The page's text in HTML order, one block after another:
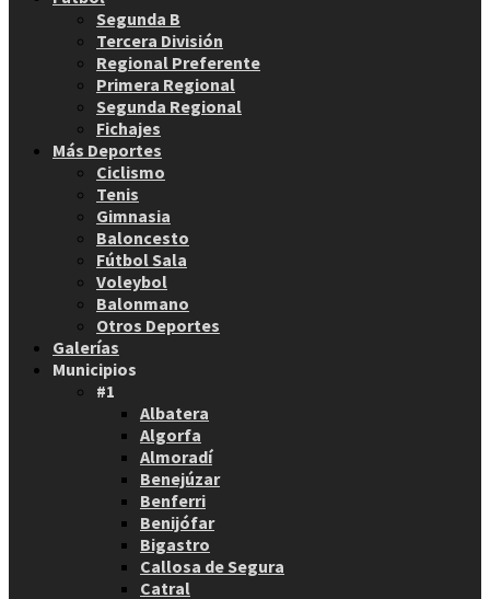
Segunda B
Tercera División
Regional Preferente
Primera Regional
Segunda Regional
Fichajes
Más Deportes
Ciclismo
Tenis
Gimnasia
Baloncesto
Fútbol Sala
Voleybol
Balonmano
Otros Deportes
Galerías
Municipios
#1
Albatera
Algorfa
Almoradí
Benejúzar
Benferri
Benijófar
Bigastro
Callosa de Segura
Catral